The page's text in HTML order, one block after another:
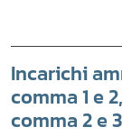
Incarichi
comma 1 e
comma 2 e